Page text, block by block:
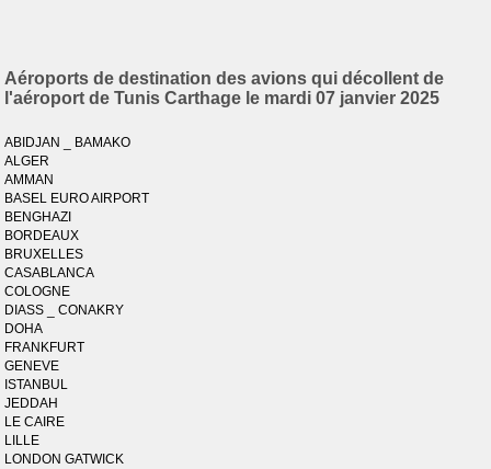
Aéroports de destination des avions qui décollent de
l'aéroport de Tunis Carthage le mardi 07 janvier 2025
ABIDJAN _ BAMAKO
ALGER
AMMAN
BASEL EURO AIRPORT
BENGHAZI
BORDEAUX
BRUXELLES
CASABLANCA
COLOGNE
DIASS _ CONAKRY
DOHA
FRANKFURT
GENEVE
ISTANBUL
JEDDAH
LE CAIRE
LILLE
LONDON GATWICK